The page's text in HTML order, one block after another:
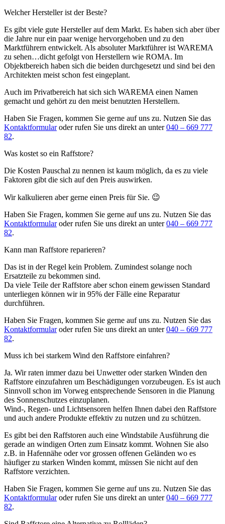
Welcher Hersteller ist der Beste?
Es gibt viele gute Hersteller auf dem Markt. Es haben sich aber über
die Jahre nur ein paar wenige hervorgehoben und zu den
Marktführern entwickelt. Als absoluter Marktführer ist WAREMA
zu sehen…dicht gefolgt von Herstellern wie ROMA. Im
Objektbereich haben sich die beiden durchgesetzt und sind bei den
Architekten meist schon fest eingeplant.
Auch im Privatbereich hat sich sich WAREMA einen Namen
gemacht und gehört zu den meist benutzten Herstellern.
Haben Sie Fragen, kommen Sie gerne auf uns zu. Nutzen Sie das
Kontaktformularoder rufen Sie uns direkt an unter040 – 669 777
82.
Was kostet so ein Raffstore?
Die Kosten Pauschal zu nennen ist kaum möglich, da es zu viele
Faktoren gibt die sich auf den Preis auswirken.
Wir kalkulieren aber gerne einen Preis für Sie. 😉
Haben Sie Fragen, kommen Sie gerne auf uns zu. Nutzen Sie das
Kontaktformularoder rufen Sie uns direkt an unter040 – 669 777
82.
Kann man Raffstore reparieren?
Das ist in der Regel kein Problem. Zumindest solange noch
Ersatzteile zu bekommen sind.
Da viele Teile der Raffstore aber schon einem gewissen Standard
unterliegen können wir in 95% der Fälle eine Reparatur
durchführen.
Haben Sie Fragen, kommen Sie gerne auf uns zu. Nutzen Sie das
Kontaktformularoder rufen Sie uns direkt an unter040 – 669 777
82.
Muss ich bei starkem Wind den Raffstore einfahren?
Ja. Wir raten immer dazu bei Unwetter oder starken Winden den
Raffstore einzufahren um Beschädigungen vorzubeugen. Es ist auch
Sinnvoll schon im Vorweg entsprechende Sensoren in die Planung
des Sonnenschutzes einzuplanen.
Wind-, Regen- und Lichtsensoren helfen Ihnen dabei den Raffstore
und auch andere Produkte effektiv zu nutzen und zu schützen.
Es gibt bei den Raffstoren auch eine Windstabile Ausführung die
gerade an windigen Orten zum Einsatz kommt. Wohnen Sie also
z.B. in Hafennähe oder vor grossen offenen Geländen wo es
häufiger zu starken Winden kommt, müssen Sie nicht auf den
Raffstore verzichten.
Haben Sie Fragen, kommen Sie gerne auf uns zu. Nutzen Sie das
Kontaktformularoder rufen Sie uns direkt an unter040 – 669 777
82.